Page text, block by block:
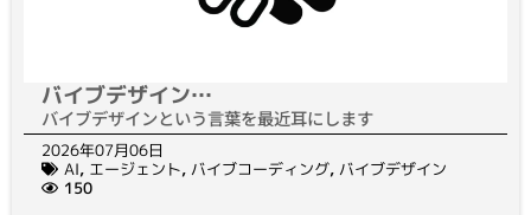
バイブデザイン…
バイブデザインという言葉を最近耳にします
2026年07月06日
AI, エージェント, バイブコーディング, バイブデザイン
150